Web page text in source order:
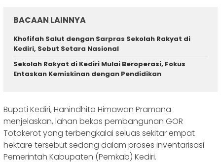
BACAAN LAINNYA
Khofifah Salut dengan Sarpras Sekolah Rakyat di
Kediri, Sebut Setara Nasional
Sekolah Rakyat di Kediri Mulai Beroperasi, Fokus
Entaskan Kemiskinan dengan Pendidikan
Bupati Kediri, Hanindhito Himawan Pramana
menjelaskan, lahan bekas pembangunan GOR
Totokerot yang terbengkalai seluas sekitar empat
hektare tersebut sedang dalam proses inventarisasi
Pemerintah Kabupaten (Pemkab) Kediri.